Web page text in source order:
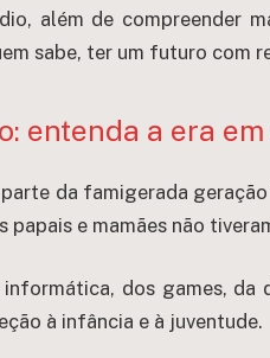
além de compreender
sabe, ter um futuro com
entenda a era
da famigerada
papais e mamães não
informática, dos games,
à infância e à juventude.